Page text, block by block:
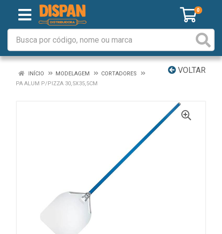
0
VOLTAR
INÍCIO MODELAGEM
CORTADORES
PA ALUM P/PIZZA 30,5X35,5CM